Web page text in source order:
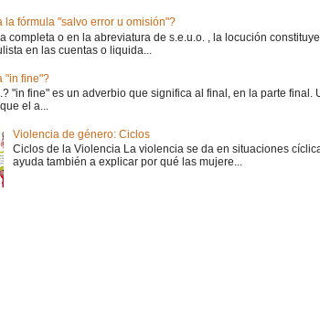
la fórmula "salvo error u omisión"?
completa o en la abreviatura de s.e.u.o. , la locución
en las cuentas o liquida...
"in fine"?
"in fine" es un adverbio que significa al final, en la parte final.
el a...
Violencia de género: Ciclos
Ciclos de la Violencia La violencia se da en situaciones
ayuda también a explicar por qué las mujere...